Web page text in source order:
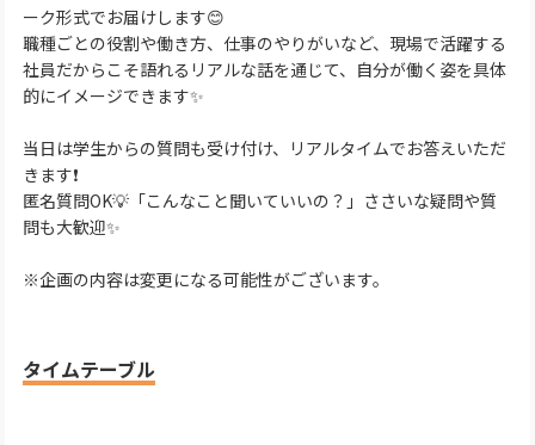
ーク形式でお届けします😊
職種ごとの役割や働き方、仕事のやりがいなど、現場で活躍する
社員だからこそ語れるリアルな話を通じて、自分が働く姿を具体
的にイメージできます✨
当日は学生からの質問も受け付け、リアルタイムでお答えいただ
きます❗
匿名質問OK💡「こんなこと聞いていいの？」ささいな疑問や質
問も大歓迎✨
※企画の内容は変更になる可能性がございます。
タイムテーブル